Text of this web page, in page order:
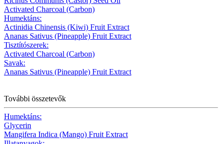
Activated Charcoal (Carbon)
Humektáns:
Actinidia Chinensis (Kiwi) Fruit Extract
Ananas Sativus (Pineapple) Fruit Extract
Tisztítószerek:
Activated Charcoal (Carbon)
Savak:
Ananas Sativus (Pineapple) Fruit Extract
További összetevők
Humektáns:
Glycerin
Mangifera Indica (Mango) Fruit Extract